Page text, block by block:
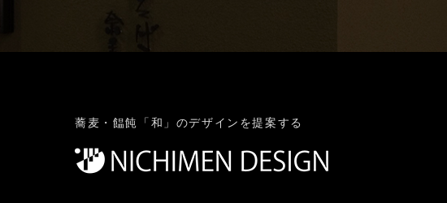
蕎麦・饂飩「和」のデザインを提案する